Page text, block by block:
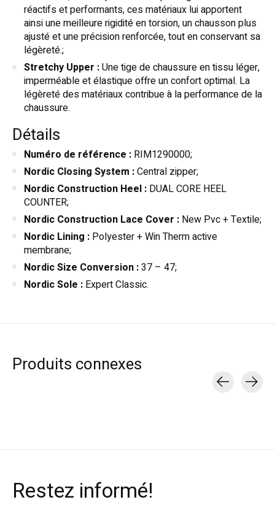
réactifs et performants, ces matériaux lui apportent
ainsi une meilleure rigidité en torsion, un chausson plus
ajusté et une précision renforcée, tout en conservant sa
légèreté.;
Stretchy Upper :Une tige de chaussure en tissu léger,
imperméable et élastique offre un confort optimal. La
légèreté des matériaux contribue à la performance de la
chaussure.
Détails
Numéro de référence : RIM1290000;
Nordic Closing System :Central zipper;
Nordic Construction Heel : DUAL CORE HEEL
COUNTER;
Nordic Construction Lace Cover : New Pvc + Textile;
Nordic Lining : Polyester + Win Therm active
membrane;
Nordic Size Conversion :37 – 47;
Nordic Sole : Expert Classic.
Produits connexes
Restez informé!